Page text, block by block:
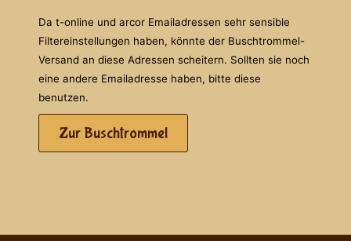
Da t-online und arcor Emailadressen sehr sensible
Filtereinstellungen haben, könnte der Buschtrommel-
Versand an diese Adressen scheitern. Sollten sie noch
eine andere Emailadresse haben, bitte diese
benutzen.
Zur Buschtrommel